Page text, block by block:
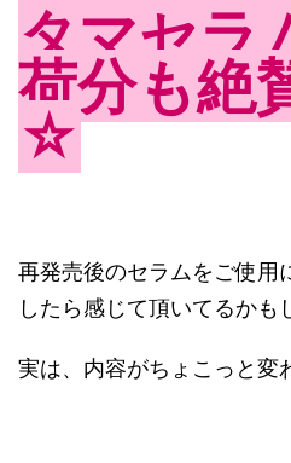
タマセ
荷分も絶
☆
再発売後のセラムをご使用
したら感じて頂いてるかも
実は、内容がちょこっと変